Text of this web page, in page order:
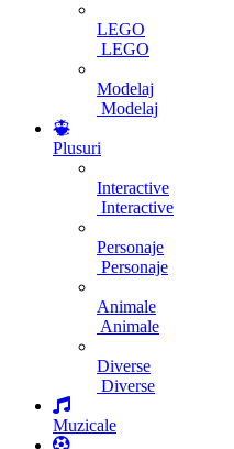
LEGO
LEGO
Modelaj
Modelaj
Plusuri
Interactive
Interactive
Personaje
Personaje
Animale
Animale
Diverse
Diverse
Muzicale